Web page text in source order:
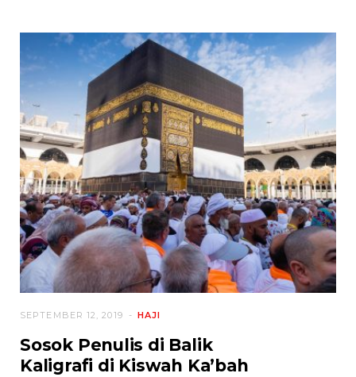
HAJI
SEPTEMBER 12, 2019
Sosok Penulis di Balik
Kaligrafi di Kiswah Ka’bah